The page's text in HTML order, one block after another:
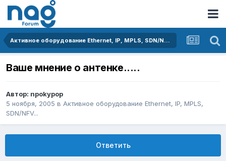
Активное оборудование Ethernet, IP, MPLS, SDN/NFV...
Ваше мнение о антенке.....
Автор: npokypop
5 ноября, 2005 в Активное оборудование Ethernet, IP, MPLS,
SDN/NFV...
Ответить